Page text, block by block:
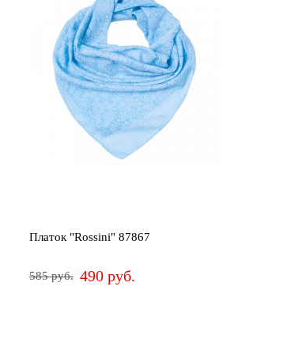
Сначала
дороже
Новинки
Платок "Rossini" 87867
585 руб. 490 руб.